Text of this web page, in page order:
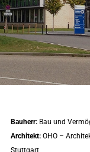
Bauherr:Bau und
Architekt:OHO –
Stuttgart